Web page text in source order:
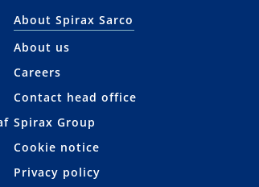
About Spirax Sarco
About us
Careers
Contact head office
Spirax Group
Cookie notice
Privacy policy